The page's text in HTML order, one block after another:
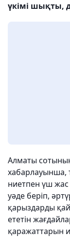
үкімі шықты,
Алматы
хабарлауынша,
ниетпен үш жас
уәде беріп,
қарыздарды
ететін
қаражаттарын